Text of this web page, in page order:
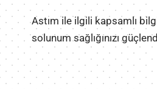
Astım ile ilgili kapsamlı
solunum sağlığınızı